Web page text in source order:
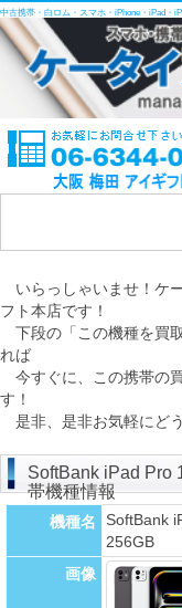
中古携帯・白ロム・スマホ・iPhone・iPad・
いらっしゃいませ！ケ
フト本店です！
下段の「この機種を買
れば
今すぐに、この携帯の
す！
是非、是非お気軽にど
SoftBank iPad Pro
帯機種情報
機種名
SoftBank
256GB
画像